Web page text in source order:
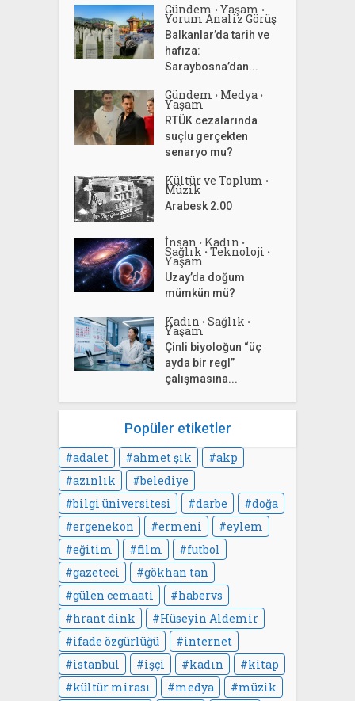
Gündem • Yaşam •
Yorum Analiz Görüş
Balkanlar’da tarih ve
hafıza:
Saraybosna’dan...
Gündem • Medya •
Yaşam
RTÜK cezalarında
suçlu gerçekten
senaryo mu?
Kültür ve Toplum •
Müzik
Arabesk 2.00
İnsan • Kadın •
Sağlık • Teknoloji •
Yaşam
Uzay’da doğum
mümkün mü?
Kadın • Sağlık •
Yaşam
Çinli biyoloğun “üç
ayda bir regl”
çalışmasına...
Popüler etiketler
adalet ahmet şık
akp
azınlık
belediye
bilgi üniversitesi
darbe
doğa
ergenekon
ermeni
eylem
eğitim
film
futbol
gazeteci
gökhan tan
gülen cemaati
habervs
hrant dink
Hüseyin Aldemir
ifade özgürlüğü
internet
istanbul
işçi kadın
kitap
kültür mirası
medya
müzik